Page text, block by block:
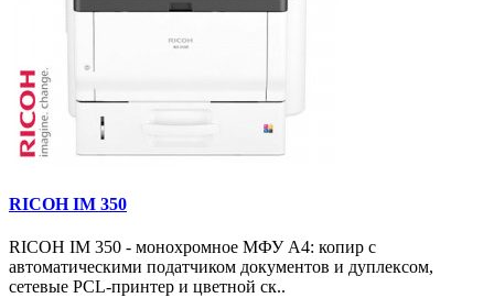
RICOH IM 350
RICOH IM 350 - монохромное МФУ A4: копир с
автоматическими податчиком документов и дуплексом,
сетевые PCL-принтер и цветной ск..